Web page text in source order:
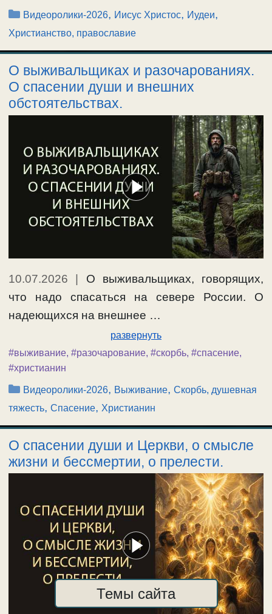
Рубрики
Видеоролики-2026, Иисус Христос, Иудеи,
Христианство, православие
О выживальщиках и разочарованиях.
О спасении души и внешних
обстоятельствах.
10.07.2026 | О выживальщиках, говорящих,
что надо спасаться на севере России. О
надеющихся на внешнее …
развернуть
#выживание, #разочарование, #скорбь, #спасение,
#христианин
Рубрики
Видеоролики-2026, Выживание,Скорбь, душевная
тяжесть, Спасение, Христианин
О спасении души и Церкви, о смысле
жизни и бессмертии, о прелести.
Темы сайта